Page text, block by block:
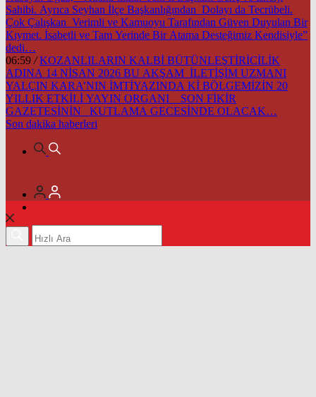
Sahibi. Ayrıca Seyhan İlçe Başkanlığından Dolayı da Tecrübeli.
Çok Çalışkan Verimli ve Kamuoyu Tarafından Güven Duyulan Bir
Kıymet. İsabetli ve Tam Yerinde Bir Atama Desteğimiz Kendisiyle”
dedi…
06:59 / KOZANLILARIN KALBİ BÜTÜNLEŞTİRİCİLİK
ADINA 14 NİSAN 2026 BU AKŞAM İLETİŞİM UZMANI
YALÇIN KARA’NIN İMTİYAZINDA Kİ BÖLGEMİZİN 20
YILLIK ETKİLİ YAYIN ORGANI SON FİKİR
GAZETESİNİN KUTLAMA GECESİNDE OLACAK…
Son dakika haberleri